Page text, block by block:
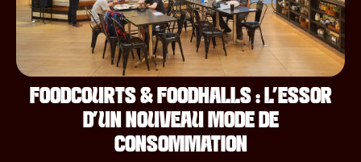
FOODCOURTS & FOODHALLS : L’ESSOR
D’UN NOUVEAU MODE DE
CONSOMMATION